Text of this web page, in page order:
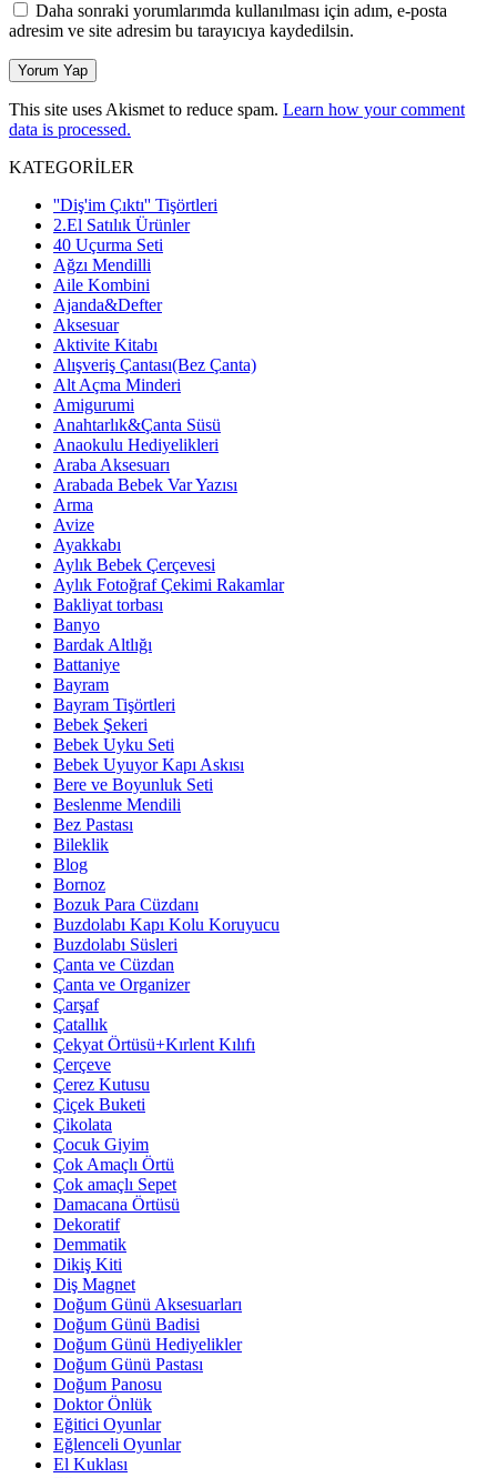
Daha sonraki yorumlarımda kullanılması için adım, e-posta
adresim ve site adresim bu tarayıcıya kaydedilsin.
This site uses Akismet to reduce spam. Learn how your comment
data is processed.
KATEGORİLER
''Diş'im Çıktı'' Tişörtleri
2.El Satılık Ürünler
40 Uçurma Seti
Ağzı Mendilli
Aile Kombini
Ajanda&Defter
Aksesuar
Aktivite Kitabı
Alışveriş Çantası(Bez Çanta)
Alt Açma Minderi
Amigurumi
Anahtarlık&Çanta Süsü
Anaokulu Hediyelikleri
Araba Aksesuarı
Arabada Bebek Var Yazısı
Arma
Avize
Ayakkabı
Aylık Bebek Çerçevesi
Aylık Fotoğraf Çekimi Rakamlar
Bakliyat torbası
Banyo
Bardak Altlığı
Battaniye
Bayram
Bayram Tişörtleri
Bebek Şekeri
Bebek Uyku Seti
Bebek Uyuyor Kapı Askısı
Bere ve Boyunluk Seti
Beslenme Mendili
Bez Pastası
Bileklik
Blog
Bornoz
Bozuk Para Cüzdanı
Buzdolabı Kapı Kolu Koruyucu
Buzdolabı Süsleri
Çanta ve Cüzdan
Çanta ve Organizer
Çarşaf
Çatallık
Çekyat Örtüsü+Kırlent Kılıfı
Çerçeve
Çerez Kutusu
Çiçek Buketi
Çikolata
Çocuk Giyim
Çok Amaçlı Örtü
Çok amaçlı Sepet
Damacana Örtüsü
Dekoratif
Demmatik
Dikiş Kiti
Diş Magnet
Doğum Günü Aksesuarları
Doğum Günü Badisi
Doğum Günü Hediyelikler
Doğum Günü Pastası
Doğum Panosu
Doktor Önlük
Eğitici Oyunlar
Eğlenceli Oyunlar
El Kuklası